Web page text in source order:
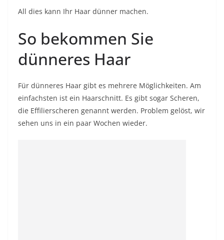
All dies kann Ihr Haar dünner machen.
So bekommen Sie
dünneres Haar
Für dünneres Haar gibt es mehrere Möglichkeiten. Am
einfachsten ist ein Haarschnitt. Es gibt sogar Scheren,
die Effilierscheren genannt werden. Problem gelöst, wir
sehen uns in ein paar Wochen wieder.